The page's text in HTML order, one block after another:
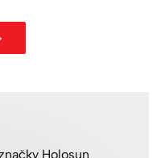
Holosun